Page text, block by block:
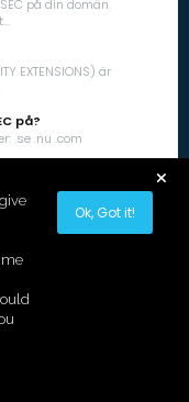
på din domän.
EXTENSIONS) är
på?
.se .nu .com
Ok, Got it!